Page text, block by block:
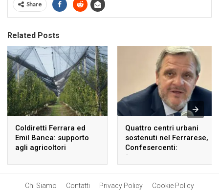
Share
Related Posts
Coldiretti Ferrara ed
Emil Banca: supporto
agli agricoltori
avversità atmosferiche.
Quattro centri urbani
sostenuti nel Ferrarese,
Confesercenti:
Chi Siamo Contatti Privacy Policy Cookie Policy